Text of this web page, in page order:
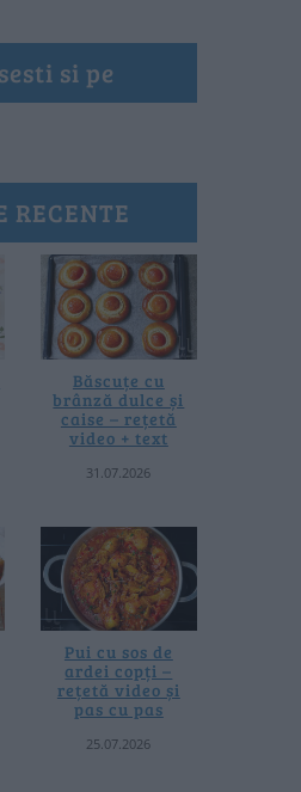
si pe
RECENTE
Băscuțe cu
brânză dulce și
caise – rețetă
video + text
31.07.2026
Pui cu sos de
ardei copți –
rețetă video și
pas cu pas
25.07.2026